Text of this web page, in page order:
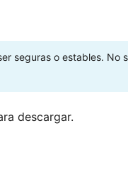
seguras o estables. No
descargar.